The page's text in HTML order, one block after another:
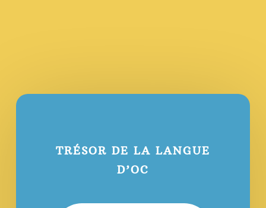
TRÉSOR DE LA LANGUE
D’OC